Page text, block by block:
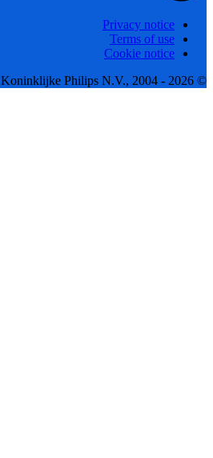
Privacy notice
Terms of use
Cookie notice